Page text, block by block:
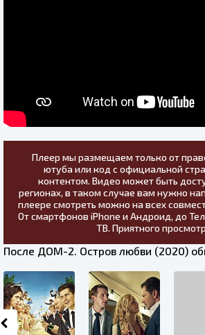
Плеер мы размещаем только от
ютуба или код с официальной
контентом. Видео может быть
регионах, в таком случае вам нужно
плеере смотреть можно на всех
От смартфонов iPhone и Андроид, до
ТВ. Приятного
После ДОМ-2. Остров любви (2020)